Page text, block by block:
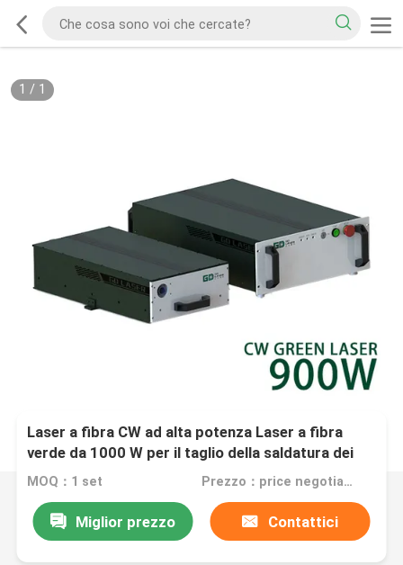
1 / 1
Laser a fibra CW ad alta potenza Laser a fibra
verde da 1000 W per il taglio della saldatura dei
metalli
MOQ：1 set Prezzo：price negotiable
Miglior prezzo Contattici